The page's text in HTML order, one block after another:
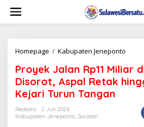
w
Homepage / Kabupaten Jeneponto
o
y
e
Proyek Jalan Rp11 Miliar
Disorot, Aspal Retak
Kejari Turun Tangan
Redaksi
2 Juli 2026
Kabupaten Jeneponto, Sorotan